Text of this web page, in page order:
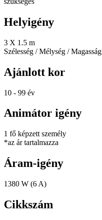
Helyigény
3 X 1.5 m
Szélesség / Mélység / Magasság
Ajánlott kor
10 - 99 év
Animátor igény
1 fő képzett személy
*az ár tartalmazza
Áram-igény
1380 W (6 A)
Cikkszám